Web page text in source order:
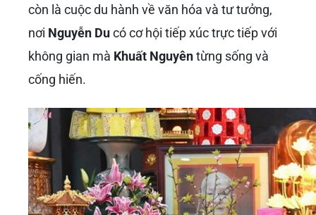
còn là cuộc du hành về văn hóa và tư tưởng,
nơi Nguyễn Ducó cơ hội tiếp xúc trực tiếp với
không gian mà Khuất Nguyêntừng sống và
cống hiến.